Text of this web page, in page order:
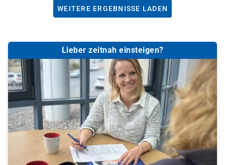
WEITERE ERGEBNISSE LADEN
Lieber zeitnah einsteigen?